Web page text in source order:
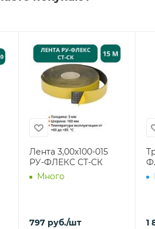
Лента 3,00х100-015
РУ-ФЛЕКС СТ-СК
Много
797 руб./шт 1